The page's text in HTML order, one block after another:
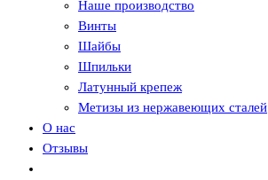
Наше производство
Винты
Шайбы
Шпильки
Латунный крепеж
Метизы из нержавеющих сталей
О нас
Отзывы